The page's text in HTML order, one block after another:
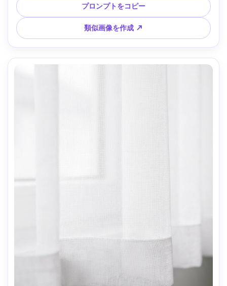
スタイル撮影、写実的な布地の質感と縫い目 --ar 4:5
プロンプトをコピー
類似画像を作成 ↗